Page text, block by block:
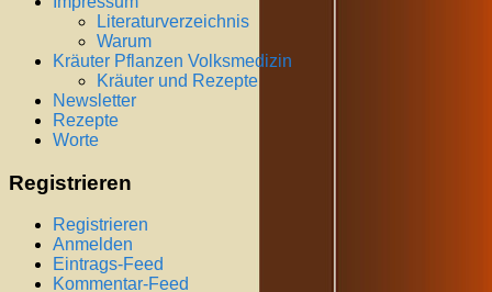
Literaturverzeichnis
Warum
Kräuter Pflanzen Volksmedizin
Kräuter und Rezepte
Newsletter
Rezepte
Worte
Registrieren
Registrieren
Anmelden
Eintrags-Feed
Kommentar-Feed